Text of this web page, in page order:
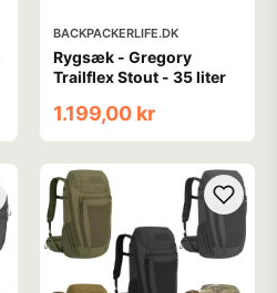
BACKPACKERLIFE.DK
Rygsæk - Gregory
Trailflex Stout - 35 liter
1.199,00 kr